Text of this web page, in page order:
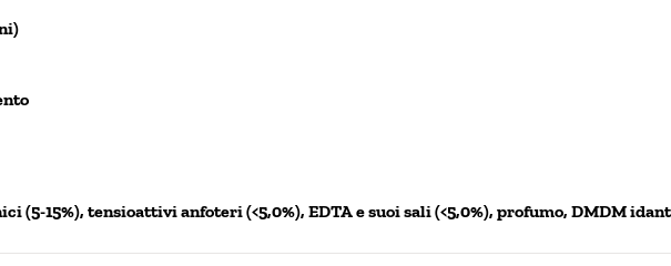
(5-15%), tensioattivi anfoteri (<5,0%), EDTA e suoi sali (<5,0%), profumo, DMDM